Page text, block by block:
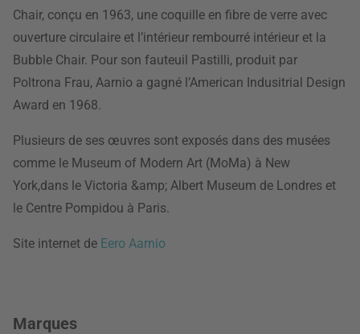
Chair, conçu en 1963, une coquille en fibre de verre avec
ouverture circulaire et l’intérieur rembourré intérieur et la
Bubble Chair. Pour son fauteuil Pastilli, produit par
Poltrona Frau, Aarnio a gagné l’American Indusitrial Design
Award en 1968.
Plusieurs de ses œuvres sont exposés dans des musées
comme le Museum of Modern Art (MoMa) à New
York,dans le Victoria &amp; Albert Museum de Londres et
le Centre Pompidou à Paris.
Site internet de Eero Aarnio
Marques